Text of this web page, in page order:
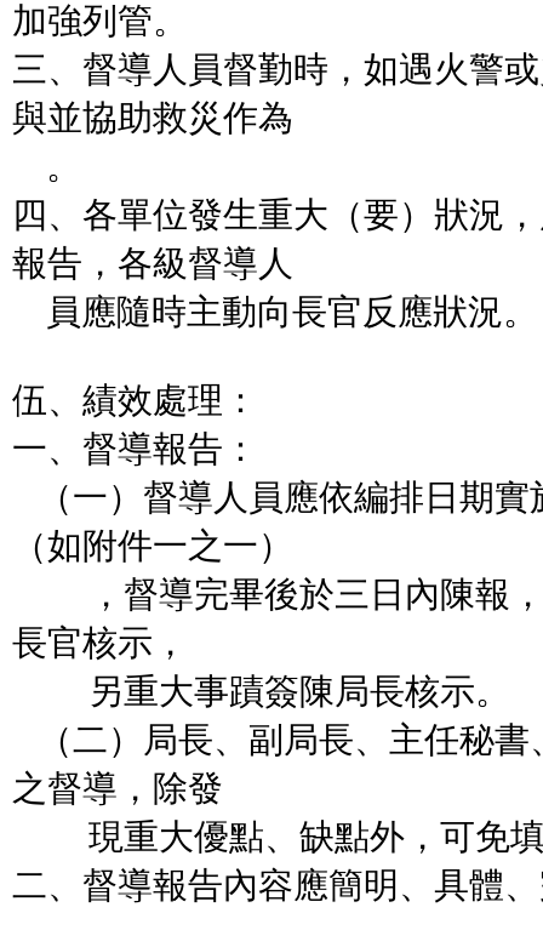
加強列管。
三、督導人員督勤時，如遇火警
與並協助救災作為
。
四、各單位發生重大（要）狀況
報告，各級督導人
員應隨時主動向長官反應狀況。
伍、績效處理：
一、督導報告：
（一）督導人員應依編排日期實
（如附件一之一）
，督導完畢後於三日內陳報，
長官核示，
另重大事蹟簽陳局長核示。
（二）局長、副局長、主任秘書
之督導，除發
現重大優點、缺點外，可免填
二、督導報告內容應簡明、具體